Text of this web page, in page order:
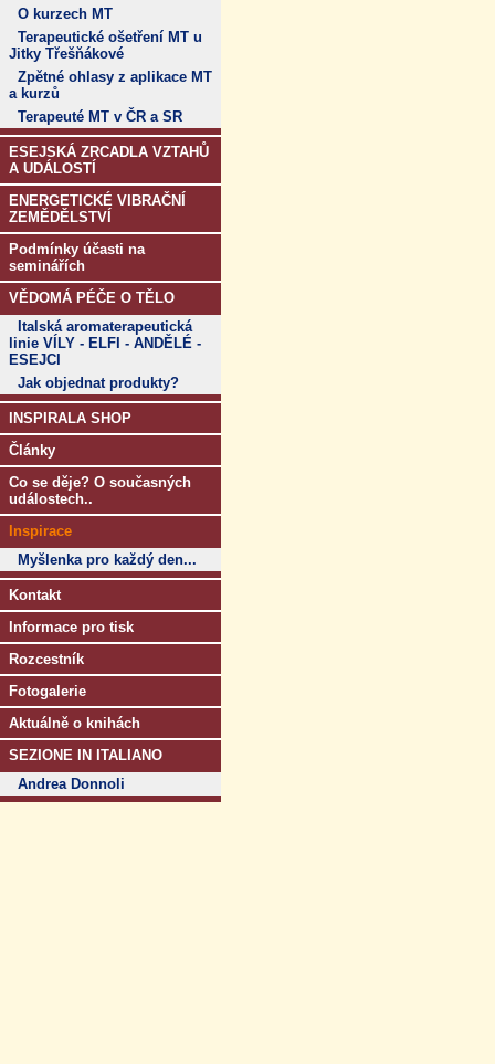
O kurzech MT
Terapeutické ošetření MT u
Jitky Třešňákové
Zpětné ohlasy z aplikace MT
a kurzů
Terapeuté MT v ČR a SR
ESEJSKÁ ZRCADLA VZTAHŮ
A UDÁLOSTÍ
ENERGETICKÉ VIBRAČNÍ
ZEMĚDĚLSTVÍ
Podmínky účasti na
seminářích
VĚDOMÁ PÉČE O TĚLO
Italská aromaterapeutická
linie VÍLY - ELFI - ANDĚLÉ -
ESEJCI
Jak objednat produkty?
INSPIRALA SHOP
Články
Co se děje? O současných
událostech..
Inspirace
Myšlenka pro každý den...
Kontakt
Informace pro tisk
Rozcestník
Fotogalerie
Aktuálně o knihách
SEZIONE IN ITALIANO
Andrea Donnoli